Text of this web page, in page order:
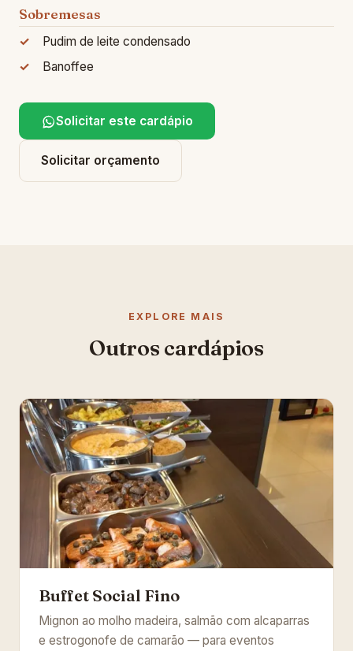
Sobremesas
Pudim de leite condensado
Banoffee
Solicitar este cardápio
Solicitar orçamento
EXPLORE MAIS
Outros cardápios
Buffet Social Fino
Mignon ao molho madeira, salmão com alcaparras
e estrogonofe de camarão — para eventos